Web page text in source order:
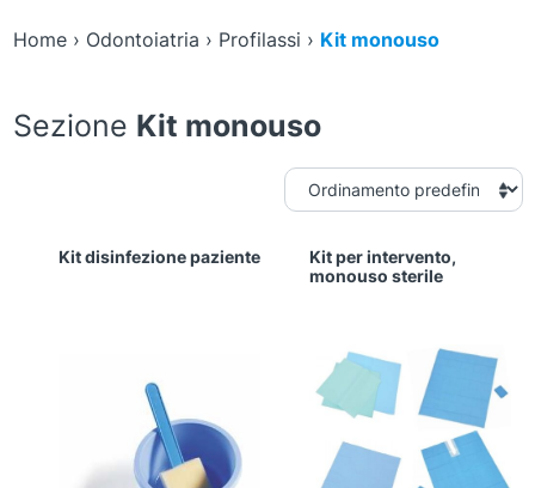
Home› Odontoiatria › Profilassi › Kit monouso
Sezione Kit monouso
Kit disinfezione paziente
Kit per intervento,
monouso sterile